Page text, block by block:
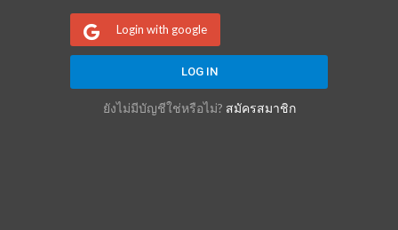
Login with google
ยังไม่มีบัญชีใช่หรือไม่? สมัครสมาชิก